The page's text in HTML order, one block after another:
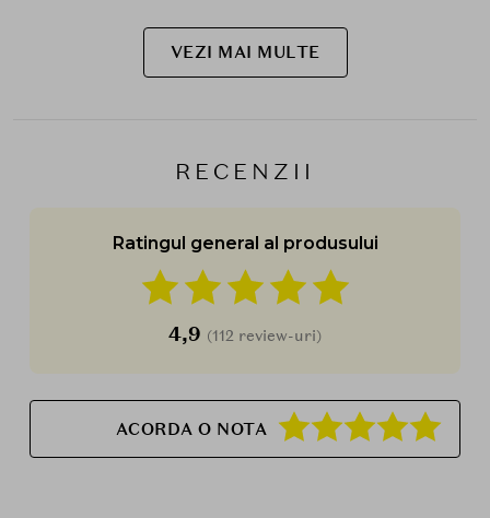
VEZI MAI MULTE
RECENZII
Ratingul general al produsului
4,9 (112 review-uri)
ACORDA O NOTA